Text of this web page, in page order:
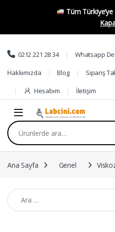
Tüm
Skip to navigation
Skip to content
0212 221 28 34 Whatsapp
Hakkımızda Blog Sipariş
Hesabım İletişim
Ara:
Ana Sayfa Genel
Arama: